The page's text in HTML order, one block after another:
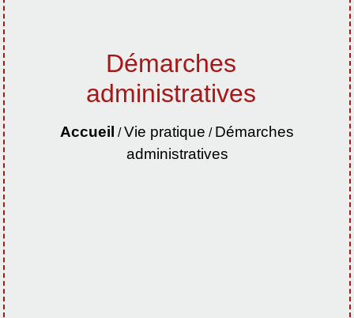
Démarches
administratives
Accueil /Vie pratique / Démarches
administratives